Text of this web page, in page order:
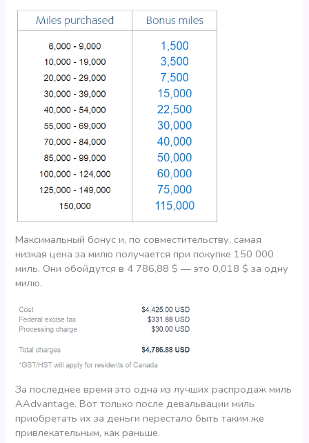
Максимальный бонус и, по совместительству, самая
низкая цена за милю получается при покупке 150 000
миль. Они обойдутся в 4 786,88 $ — это 0,018 $ за одну
милю.
За последнее время это одна из лучших распродаж миль
AAdvantage. Вот только после девальвации миль
приобретать их за деньги перестало быть таким же
привлекательным, как раньше.